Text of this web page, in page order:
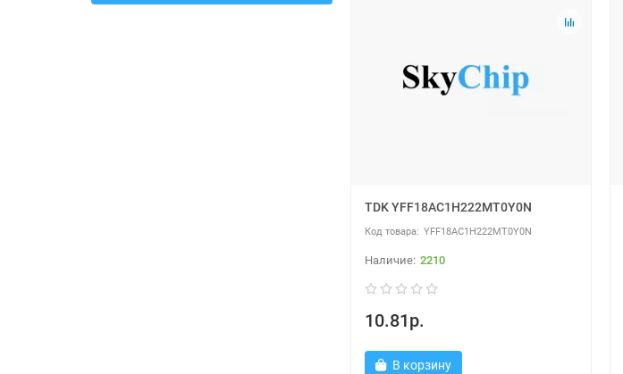
TDK YFF18AC1H222MT0Y0N
YFF18AC1H222MT0Y0N
2210
10.81р.
В корзину